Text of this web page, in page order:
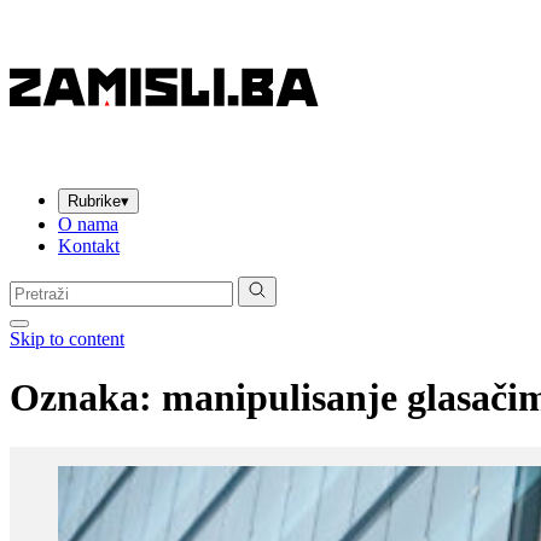
Rubrike▾
O nama
Kontakt
Pretraga:
Skip to content
Oznaka: manipulisanje